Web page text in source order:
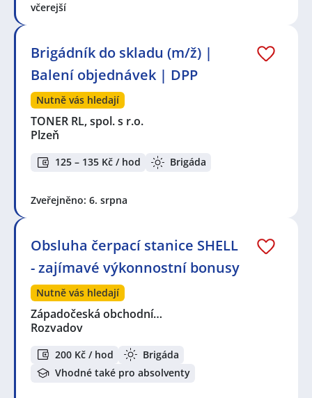
včerejší
Brigádník do skladu (m/ž) |
Balení objednávek | DPP
Nutně vás hledají
TONER RL, spol. s r.o.
Plzeň
125 – 135 Kč / hod Brigáda
Zveřejněno: 6. srpna
Obsluha čerpací stanice SHELL
- zajímavé výkonnostní bonusy
Nutně vás hledají
Západočeská obchodní…
Rozvadov
200 Kč / hod
Brigáda
Vhodné také pro absolventy